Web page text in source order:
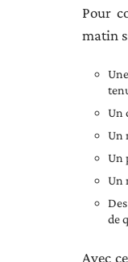
Pour
matin
Un
Un
Un
Un
de
Avec